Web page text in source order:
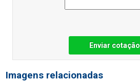
Enviar cotação
Imagens relacionadas